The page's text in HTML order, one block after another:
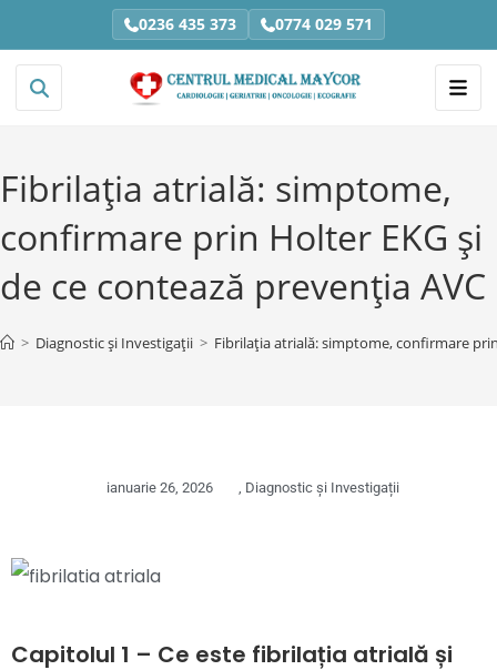
0236 435 373 0774 029 571
Fibrilația atrială: simptome,
confirmare prin Holter EKG și
de ce contează prevenția AVC
> Diagnostic și Investigații > Fibrilația atrială: simptome, confirmare
ianuarie 26, 2026 , Diagnostic și Investigații
Capitolul 1 – Ce este fibrilația atrială și